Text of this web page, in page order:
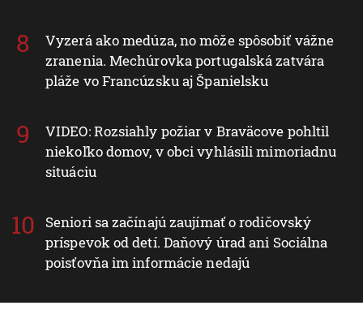
Vyzerá ako medúza, no môže spôsobiť vážne
zranenia. Mechúrovka portugalská zatvára
pláže vo Francúzsku aj Španielsku
VIDEO: Rozsiahly požiar v Braväcove pohltil
niekoľko domov, v obci vyhlásili mimoriadnu
situáciu
Seniori sa začínajú zaujímať o rodičovský
príspevok od detí. Daňový úrad ani Sociálna
poisťovňa im informácie nedajú